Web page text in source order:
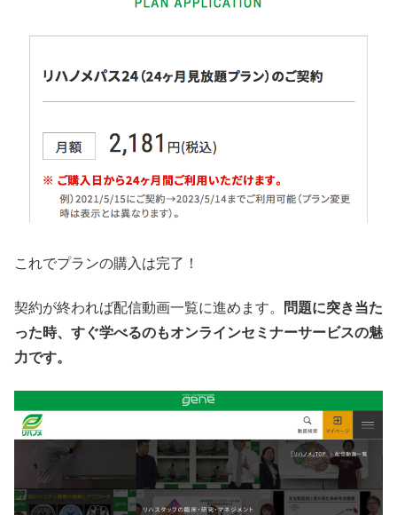
これでプランの購入は完了！
契約が終われば配信動画一覧に進めます。
問題に突き当た
った時、すぐ学べるのもオンラインセミナーサービスの魅
力です。